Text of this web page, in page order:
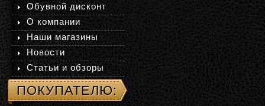
Обувной дисконт
О компании
Наши магазины
Новости
Статьи и обзоры
ПОКУПАТЕЛЮ: